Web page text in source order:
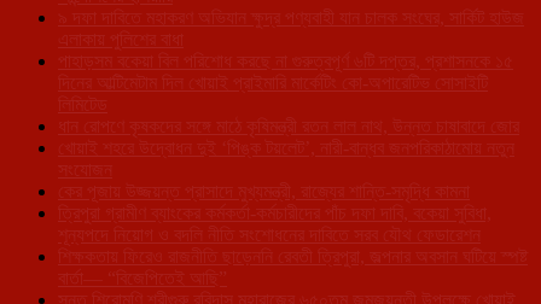
৯ দফা দাবিতে মহাকরণ অভিযান ক্ষুদ্র পণ্যবাহী যান চালক সংঘের, সার্কিট হাউজ
এলাকায় পুলিশের বাধা
পাহাড়সম বকেয়া বিল পরিশোধ করছে না গুরুত্বপূর্ণ ৬টি দপ্তর, প্রশাসনকে ১৫
দিনের আল্টিমেটাম দিল খোয়াই প্রাইমারি মার্কেটিং কো-অপারেটিভ সোসাইটি
লিমিটেড
ধান রোপণে কৃষকদের সঙ্গে মাঠে কৃষিমন্ত্রী রতন লাল নাথ, উন্নত চাষাবাদে জোর
খোয়াই শহরে উদ্বোধন দুই ‘পিঙ্ক টয়লেট’, নারী-বান্ধব জনপরিকাঠামোয় নতুন
সংযোজন
কের পূজায় উজ্জয়ন্ত প্রাসাদে মুখ্যমন্ত্রী, রাজ্যের শান্তি-সমৃদ্ধি কামনা
ত্রিপুরা গ্রামীণ ব্যাংকের কর্মকর্তা-কর্মচারীদের পাঁচ দফা দাবি, বকেয়া সুবিধা,
শূন্যপদে নিয়োগ ও বদলি নীতি সংশোধনের দাবিতে সরব যৌথ ফেডারেশন
শিক্ষকতায় ফিরেও রাজনীতি ছাড়েননি রেবতী ত্রিপুরা, জল্পনার অবসান ঘটিয়ে স্পষ্ট
বার্তা— “বিজেপিতেই আছি”
সন্ত শিরোমণি শ্রীগুরু রবিদাস মহারাজের ৬৫০তম জন্মজয়ন্তী উপলক্ষে খোয়াই